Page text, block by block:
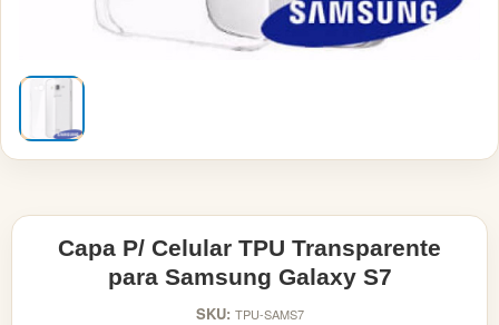
Capa P/ Celular TPU Transparente
para Samsung Galaxy S7
SKU: TPU-SAMS7